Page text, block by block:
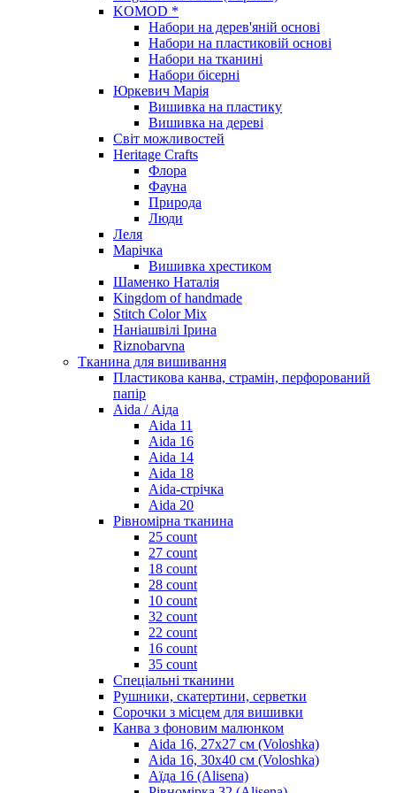
KOMOD *
Набори на дерев'яній основі
Набори на пластиковій основі
Набори на тканині
Набори бісерні
Юркевич Марія
Вишивка на пластику
Вишивка на дереві
Світ можливостей
Heritage Crafts
Флора
Фауна
Природа
Люди
Леля
Марічка
Вишивка хрестиком
Шаменко Наталія
Kingdom of handmade
Stitch Color Mix
Наніашвілі Ірина
Riznobarvna
Тканина для вишивання
Пластикова канва, страмін, перфорований
папір
Aida / Аіда
Aida 11
Aida 16
Aida 14
Aida 18
Aida-стрічка
Aida 20
Рівномірна тканина
25 count
27 count
18 count
28 count
10 count
32 count
22 count
16 count
35 count
Спеціальні тканини
Рушники, скатертини, серветки
Сорочки з місцем для вишивки
Канва з фоновим малюнком
Aida 16, 27х27 см (Voloshka)
Aida 16, 30х40 см (Voloshka)
Аїда 16 (Alisena)